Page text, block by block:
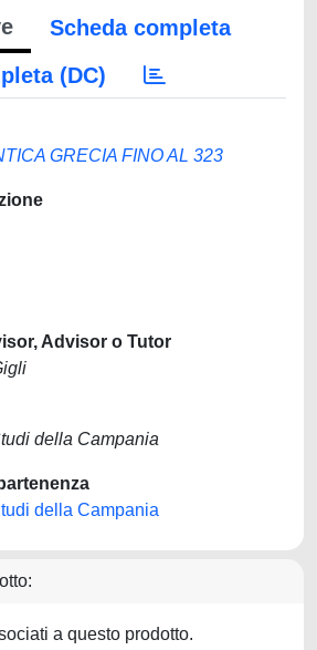
Scheda completa
(DC)
GRECIA FINO AL 323
Advisor o Tutor
della Campania
della Campania
a questo prodotto.